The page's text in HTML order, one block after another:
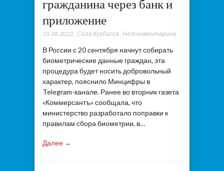
гражданина через банк и
приложение
10.08.2022, Сила Кузбасса Нет коментариев
В России с 20 сентября начнут собирать
биометрические данные граждан, эта
процедура будет носить добровольный
характер, пояснило Минцифры в
Telegram-канале. Ранее во вторник газета
«Коммерсантъ» сообщала, что
министерство разработало поправки к
правилам сбора биометрии, в…
Далее →